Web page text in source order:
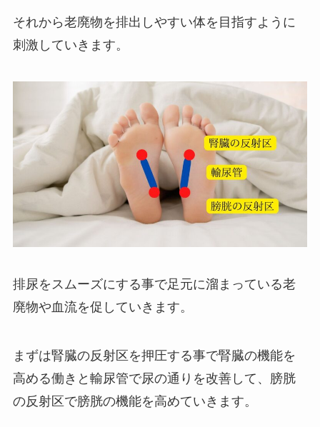
それから老廃物を排出しやすい体を目指すように
刺激していきます。
排尿をスムーズにする事で足元に溜まっている老
廃物や血流を促していきます。
まずは腎臓の反射区を押圧する事で腎臓の機能を
高める働きと輸尿管で尿の通りを改善して、膀胱
の反射区で膀胱の機能を高めていきます。